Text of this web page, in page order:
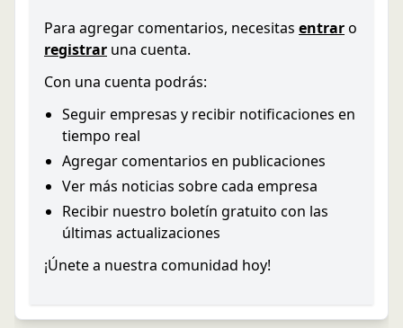
Para agregar comentarios, necesitas entraro
registrar una cuenta.
Con una cuenta podrás:
Seguir empresas y recibir notificaciones en
tiempo real
Agregar comentarios en publicaciones
Ver más noticias sobre cada empresa
Recibir nuestro boletín gratuito con las
últimas actualizaciones
¡Únete a nuestra comunidad hoy!